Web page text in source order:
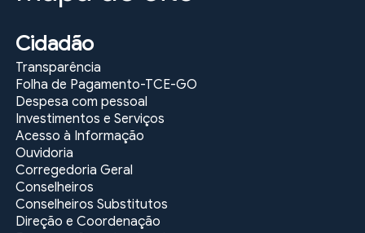
Cidadão
Transparência
Folha de Pagamento-TCE-GO
Despesa com pessoal
Investimentos e Serviços
Acesso à Informação
Ouvidoria
Corregedoria Geral
Conselheiros
Conselheiros Substitutos
Direção e Coordenação